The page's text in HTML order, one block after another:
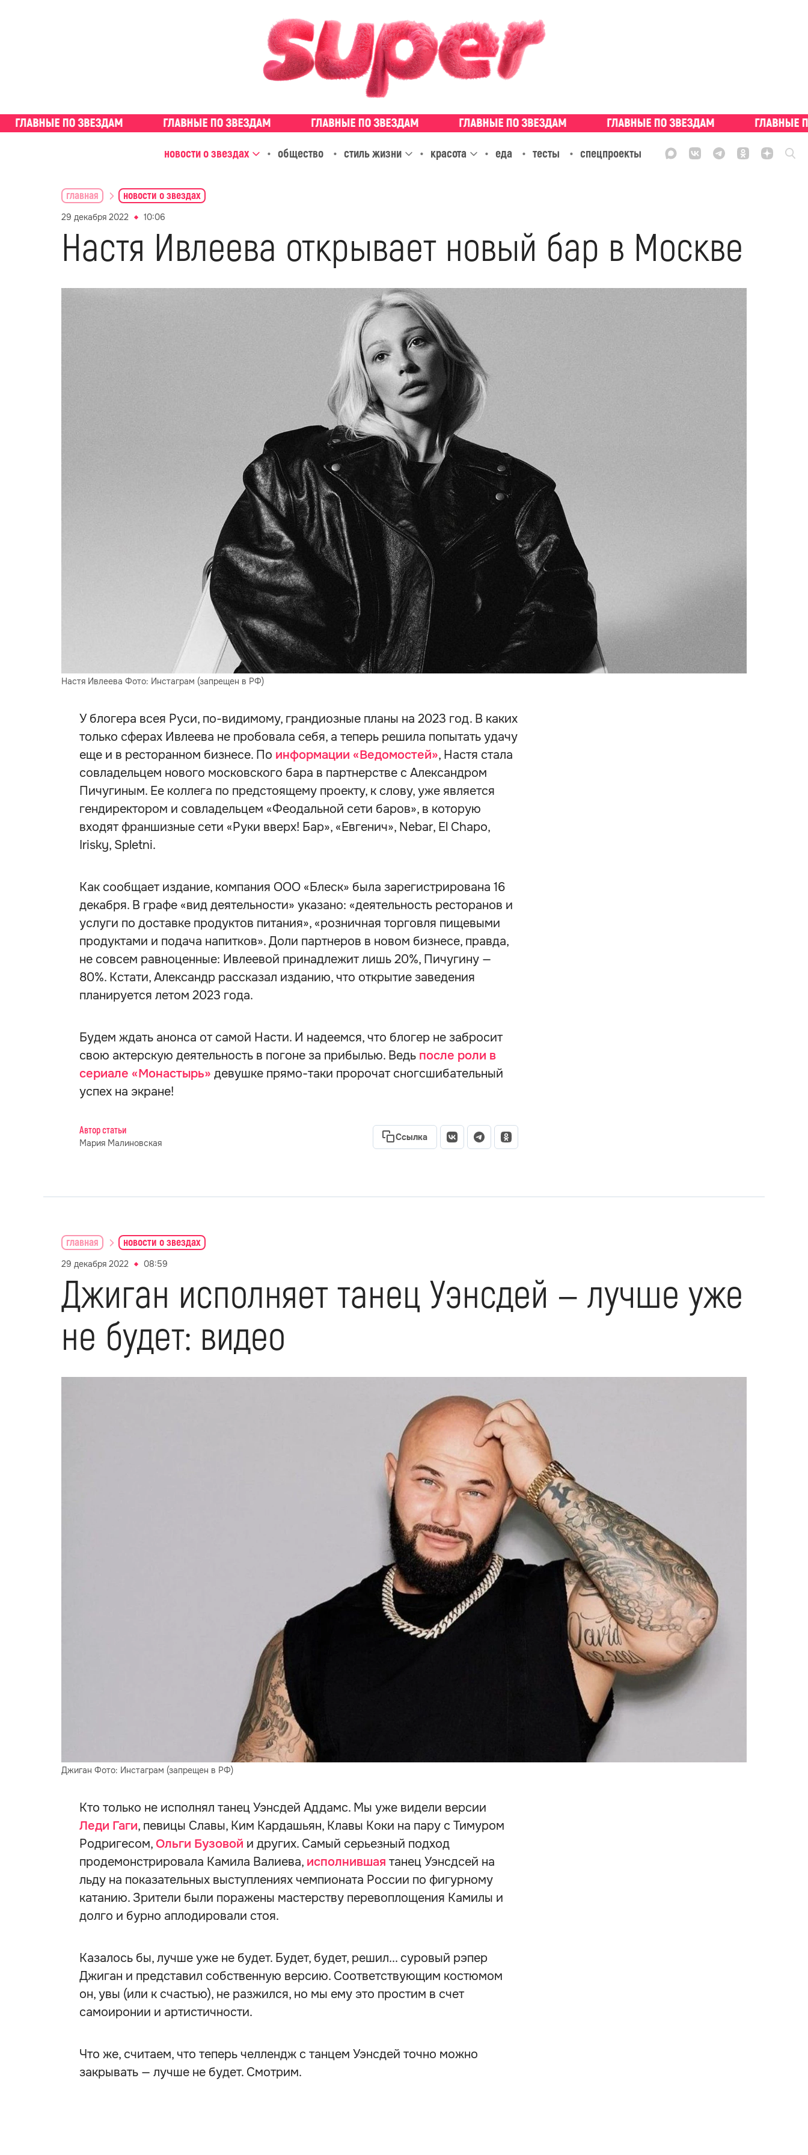
новости о звездах общество стиль жизни красота еда тесты спецпроекты
главная новости о звездах
29 декабря 2022 10:06
Настя Ивлеева открывает новый бар в Москве
Настя Ивлеева Фото: Инстаграм (запрещен в РФ)
У блогера всея Руси, по-видимому, грандиозные планы на 2023 год. В каких
только сферах Ивлеева не пробовала себя, а теперь решила попытать удачу
еще и в ресторанном бизнесе. По информации «Ведомостей», Настя стала
совладельцем нового московского бара в партнерстве с Александром
Пичугиным. Ее коллега по предстоящему проекту, к слову, уже является
гендиректором и совладельцем «Феодальной сети баров», в которую
входят франшизные сети «Руки вверх! Бар», «Евгенич», Nebar, El Chapo,
Irisky, Spletni.
Как сообщает издание, компания ООО «Блеск» была зарегистрирована 16
декабря. В графе «вид деятельности» указано: «деятельность ресторанов и
услуги по доставке продуктов питания», «розничная торговля пищевыми
продуктами и подача напитков». Доли партнеров в новом бизнесе, правда,
не совсем равноценные: Ивлеевой принадлежит лишь 20%, Пичугину —
80%. Кстати, Александр рассказал изданию, что открытие заведения
планируется летом 2023 года.
Будем ждать анонса от самой Насти. И надеемся, что блогер не забросит
свою актерскую деятельность в погоне за прибылью. Ведь после роли в
сериале «Монастырь» девушке прямо-таки пророчат сногсшибательный
успех на экране!
Автор статьи
Мария Малиновская
Ссылка
главная новости о звездах
29 декабря 2022 08:59
Джиган исполняет танец Уэнсдей — лучше уже
не будет: видео
Джиган Фото: Инстаграм (запрещен в РФ)
Кто только не исполнял танец Уэнсдей Аддамс. Мы уже видели версии
Леди Гаги, певицы Славы, Ким Кардашьян, Клавы Коки на пару с Тимуром
Родригесом, Ольги Бузовой и других. Самый серьезный подход
продемонстрировала Камила Валиева, исполнившая танец Уэнсдсей на
льду на показательных выступлениях чемпионата России по фигурному
катанию. Зрители были поражены мастерству перевоплощения Камилы и
долго и бурно аплодировали стоя.
Казалось бы, лучше уже не будет. Будет, будет, решил... суровый рэпер
Джиган и представил собственную версию. Соответствующим костюмом
он, увы (или к счастью), не разжился, но мы ему это простим в счет
самоиронии и артистичности.
Что же, считаем, что теперь челлендж с танцем Уэнсдей точно можно
закрывать — лучше не будет. Смотрим.